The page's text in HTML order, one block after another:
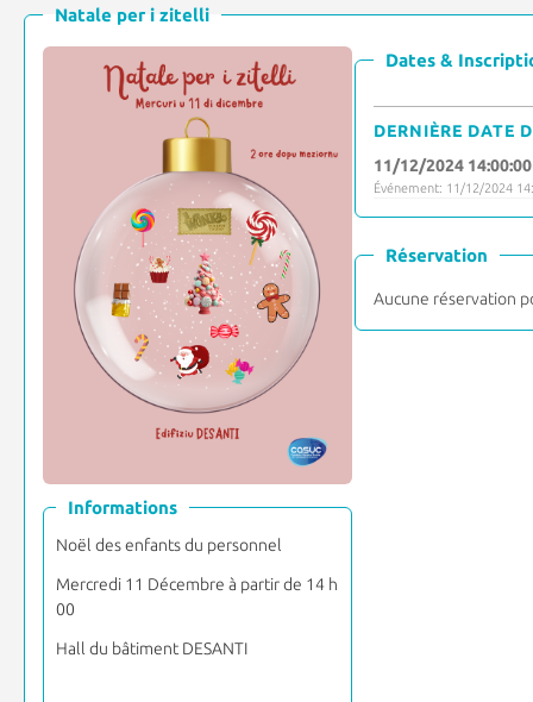
Natale per i zitelli
Informations
Noël des enfants du personnel
Mercredi 11 Décembre à partir de 14 h
00
Hall du bâtiment DESANTI
Dates &
DERNIÈRE DATE
11/12/2024 14:00:00
Événement: 11/12/2024
Réservation
Aucune réservation